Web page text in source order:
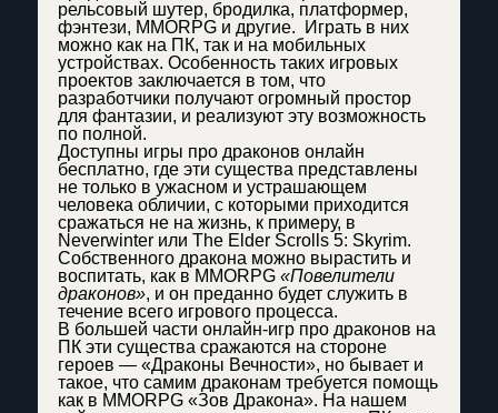
рельсовый шутер, бродилка, платформер,
фэнтези, MMORPG и другие. Играть в них
можно как на ПК, так и на мобильных
устройствах. Особенность таких игровых
проектов заключается в том, что
разработчики получают огромный простор
для фантазии, и реализуют эту возможность
по полной.
Доступны игры про драконов онлайн
бесплатно, где эти существа представлены
не только в ужасном и устрашающем
человека обличии, с которыми приходится
сражаться не на жизнь, к примеру, в
Neverwinter или The Elder Scrolls 5: Skyrim.
Собственного дракона можно вырастить и
воспитать, как в MMORPG «Повелители
драконов», и он преданно будет служить в
течение всего игрового процесса.
В большей части онлайн-игр про драконов на
ПК эти существа сражаются на стороне
героев — «Драконы Вечности», но бывает и
такое, что самим драконам требуется помощь
как в MMORPG «Зов Дракона». На нашем